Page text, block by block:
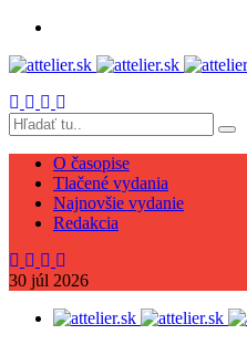
O časopise
Tlačené vydania
Najnovšie vydanie
Redakcia
30 júl 2026